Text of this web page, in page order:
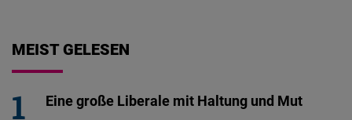
MEIST GELESEN
Eine große Liberale mit Haltung und Mut